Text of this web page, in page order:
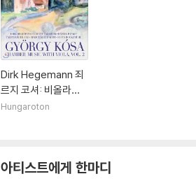
Dirk Hegemann 죄
르지 코셔: 비올라로
연주하는 실내악곡 2
a, Vol. 2)
Hungaroton
아티스트에게 한마디